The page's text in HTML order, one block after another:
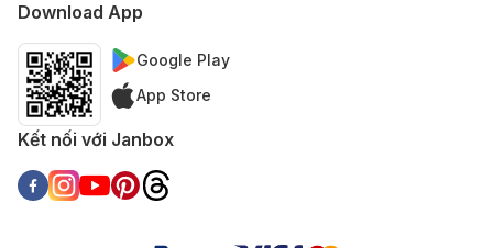
Download App
Google Play
App Store
Kết nối với Janbox